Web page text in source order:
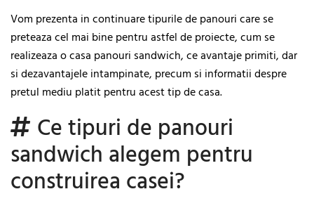
Vom prezenta in continuare tipurile de panouri care se
preteaza cel mai bine pentru astfel de proiecte, cum se
realizeaza o casa panouri sandwich, ce avantaje primiti, dar
si dezavantajele intampinate, precum si informatii despre
pretul mediu platit pentru acest tip de casa.
Ce tipuri de panouri
sandwich alegem pentru
construirea casei?